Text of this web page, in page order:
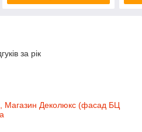
за рік
Магазин Деколюкс (фасад БЦ